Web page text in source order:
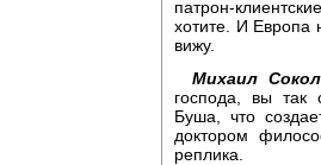
патрон-
хотите. И Европа
вижу.
Михаил
господа, вы так
Буша, что
доктором
реплика.